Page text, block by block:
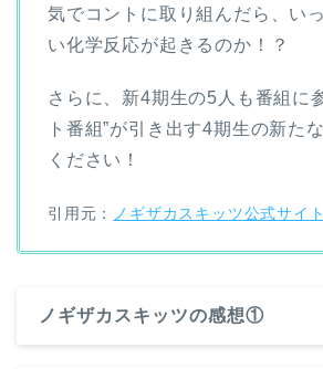
気でコントに取り組んだら、い
い化学反応が起きるのか！？
さらに、新4期生の5人も番組に
ト番組”が引き出す4期生の新た
ください！
引用元： ノギザカスキッツ公式サイト
ノギザカスキッツの感想①